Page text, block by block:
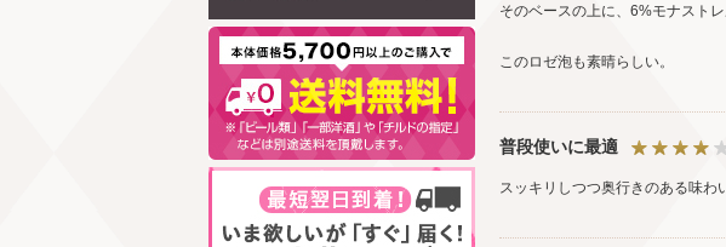
そのベースの上に、6%モナスト
このロゼ泡も素晴らしい。
普段使いに最適
スッキリしつつ奥行きのある味わ